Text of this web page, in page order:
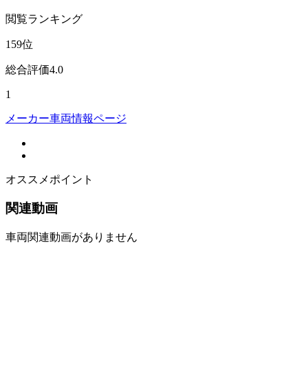
閲覧ランキング
159位
総合評価4.0
1
メーカー車両情報ページ
オススメポイント
関連動画
車両関連動画がありません